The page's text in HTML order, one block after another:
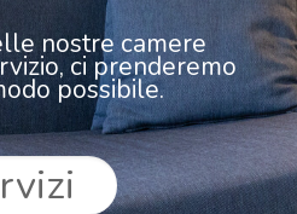
nostre camere
ci prenderemo
possibile.